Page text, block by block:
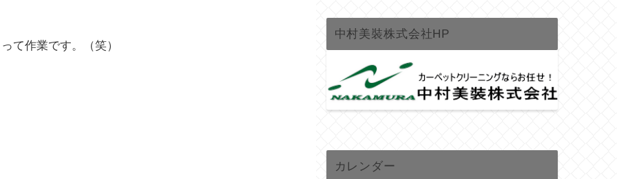
て作業です。（笑）
中村美裝株式会社HP
カレンダー